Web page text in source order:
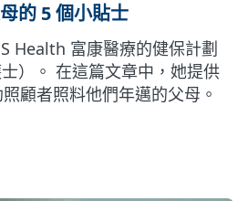
的 5 個小貼士
Health 富康醫療的健保計劃
）。 在這篇文章中，她提供
顧者照料他們年邁的父母。